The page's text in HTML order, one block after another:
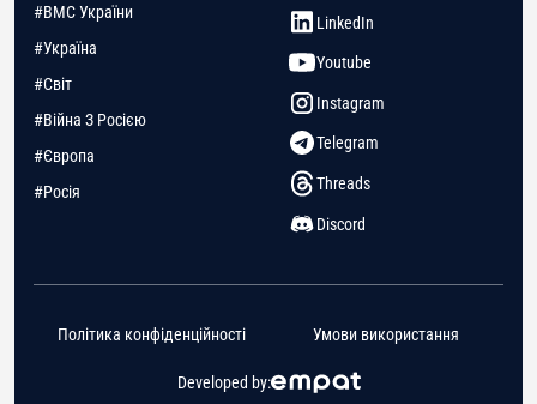
#ВМС України
#Україна
#Світ
#Війна З Росією
#Європа
#Росія
LinkedIn
Youtube
Instagram
Telegram
Threads
Discord
Developed by:
Політика конфіденційності Умови використання